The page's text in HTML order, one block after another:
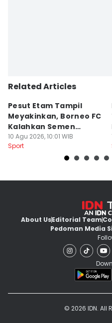
Related Articles
Pesut Etam Tampil
Meyakinkan, Borneo FC
Kalahkan Semen
Padang 2-1
10 Agu 2026, 10:01 WIB
Sport
About UsEditorial Team
Pedoman Media
© 2026 IDN. All